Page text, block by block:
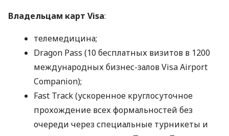
Владельцам карт Visa:
телемедицина;
Dragon Pass (10 бесплатных визитов в 1200
международных бизнес-залов Visa Airport
Companion);
Fast Track (ускоренное круглосуточное
прохождение всех формальностей без
очереди через специальные турникеты и